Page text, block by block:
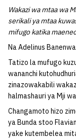
Wakazi wa mtaa wa
serikali ya mtaa
mifugo katika
Na Adelinus Banenwa
Tatizo la mufugo
wananchi
zinazowakabili
halmashauri ya Mji
Changamoto hizo
ya Bunda stoo
yake kutembelea